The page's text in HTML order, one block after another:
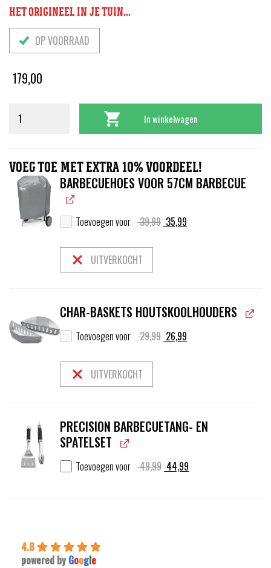
HET ORIGINEEL IN JE TUIN...
OP VOORRAAD
179,00
In winkelwagen
VOEG TOE MET EXTRA 10% VOORDEEL!
BARBECUEHOES VOOR 57CM BARBECUE
Toevoegen voor 39,99 Oorspronkelijke
prijs
35,99
prijs
UITVERKOCHT
CHAR-BASKETS HOUTSKOOLHOUDERS
Toevoegen voor 29,99 Oorspronkelijke
prijs
26,99
prijs
UITVERKOCHT
PRECISION BARBECUETANG- EN
SPATELSET
Toevoegen voor 49,99 Oorspronkelijke
prijs
44,99
prijs
4.8
powered by Google